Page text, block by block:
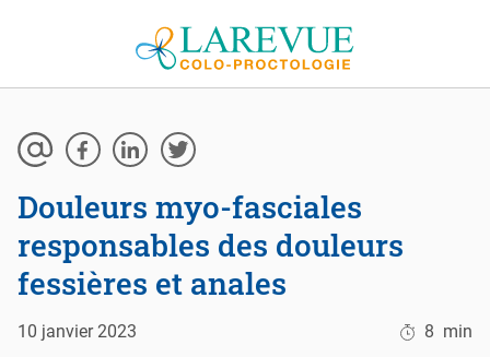
Douleurs myo-fasciales
responsables des douleurs
fessières et anales
10 janvier 2023 8 min